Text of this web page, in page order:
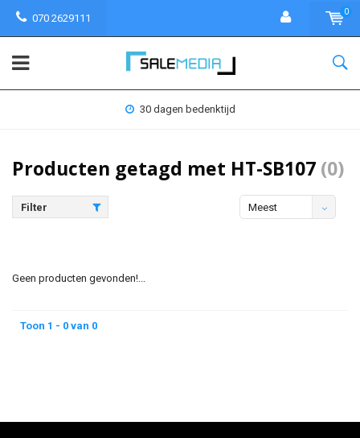
070 2629111
0
30 dagen bedenktijd
Producten getagd met HT-SB107 (0)
Filter
Meest
Geen producten gevonden!...
Toon 1 - 0 van 0